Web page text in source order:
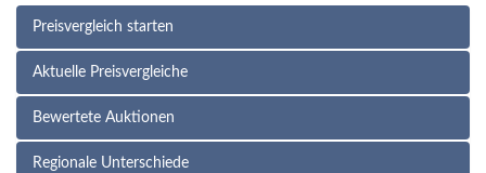
Preisvergleich starten
Aktuelle Preisvergleiche
Bewertete Auktionen
Regionale Unterschiede